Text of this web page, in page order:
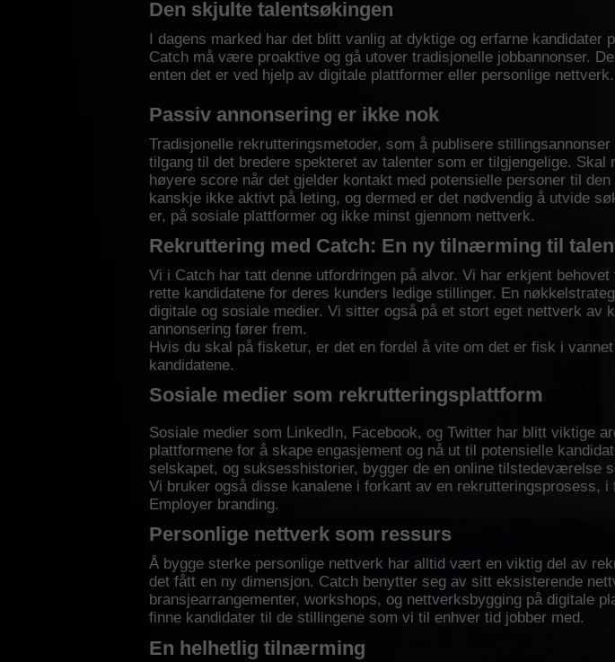
En helhetlig tilnærming
Å bygge sterke personlige nettverk har alltid vært en viktig del av
det fått en ny dimensjon. Catch benytter seg av sitt eksisterende
bransjearrangementer, workshops, og nettverksbygging på digitale
finne kandidater til de stillingene som vi til enhver tid jobber med.
Personlige nettverk som ressurs
Sosiale medier som LinkedIn, Facebook, og Twitter har blitt viktige
plattformene for å skape engasjement og nå ut til potensielle
selskapet, og suksesshistorier, bygger de en online tilstedeværelse
Vi bruker også disse kanalene i forkant av en rekrutteringsprosess, i
Employer branding.
Sosiale medier som rekrutteringsplattform
Vi i Catch har tatt denne utfordringen på alvor. Vi har erkjent
rette kandidatene for deres kunders ledige stillinger. En
digitale og sosiale medier. Vi sitter også på et stort eget nettverk av
annonsering fører frem.
Hvis du skal på fisketur, er det en fordel å vite om det er fisk i
kandidatene.
Rekruttering med Catch: En ny tilnærming til
Tradisjonelle rekrutteringsmetoder, som å publisere
tilgang til det bredere spekteret av talenter som er tilgjengelige.
høyere score når det gjelder kontakt med potensielle personer til
kanskje ikke aktivt på leting, og dermed er det nødvendig å utvide
er, på sosiale plattformer og ikke minst gjennom nettverk.
Passiv annonsering er ikke nok
I dagens marked har det blitt vanlig at dyktige og erfarne
Catch må være proaktive og gå utover tradisjonelle jobbannonser.
enten det er ved hjelp av digitale plattformer eller personlige nettverk.
Den skjulte talentsøkingen